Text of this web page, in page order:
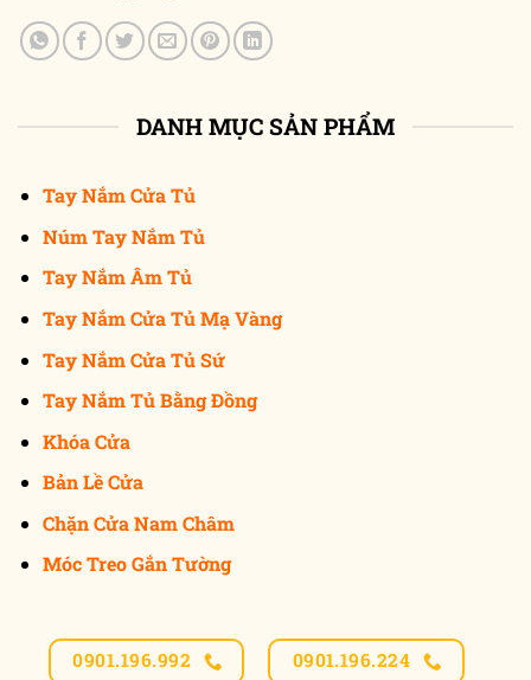
DANH MỤC SẢN PHẨM
Tay Nắm Cửa Tủ
Núm Tay Nắm Tủ
Tay Nắm Âm Tủ
Tay Nắm Cửa Tủ Mạ Vàng
Tay Nắm Cửa Tủ Sứ
Tay Nắm Tủ Bằng Đồng
Khóa Cửa
Bản Lề Cửa
Chặn Cửa Nam Châm
Móc Treo Gắn Tường
0901.196.992 0901.196.224